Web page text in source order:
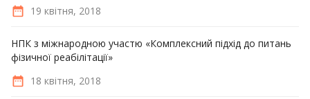
19 квітня, 2018
НПК з міжнародною участю «Комплексний підхід до питань
фізичної реабілітації»
18 квітня, 2018